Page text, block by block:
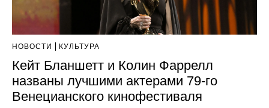
НОВОСТИ КУЛЬТУРА
Кейт Бланшетт и Колин Фаррелл
названы лучшими актерами 79-го
Венецианского кинофестиваля